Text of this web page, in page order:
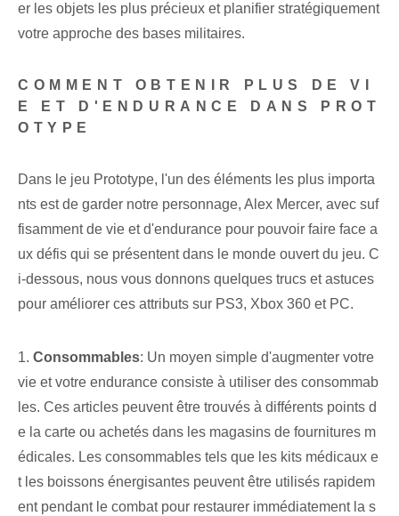
er les objets les plus précieux et planifier stratégiquement
votre approche des bases militaires.
COMMENT OBTENIR PLUS DE VI
E ET D'ENDURANCE DANS PROT
OTYPE
Dans le jeu⁢ Prototype, l'un des éléments les plus importa
nts est de garder notre personnage, Alex Mercer, avec suf
fisamment de vie et d'endurance pour pouvoir faire face a
ux défis qui se présentent dans le monde ouvert du jeu. C
i-dessous, nous vous donnons quelques trucs et astuces
pour améliorer ces attributs sur PS3, Xbox 360 et PC.
1. Consommables: Un moyen simple d'augmenter votre
vie et votre endurance consiste à utiliser des consommab
les. Ces articles peuvent être trouvés à différents points d
e la carte ou achetés dans les magasins de fournitures m
édicales. Les consommables tels que les kits médicaux e
t les boissons énergisantes peuvent être utilisés rapidem
ent pendant le combat pour restaurer immédiatement la s